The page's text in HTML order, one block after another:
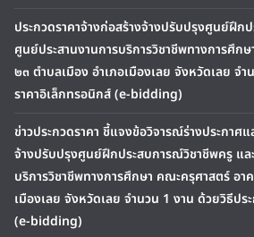
ประกวดราคาจ้างก่อสร้างจ้างปรับปรุงศูนย์ฝึก
ศูนย์ประสานงานการบริการวิชาชีพทางการศึก
๒๓ ตำบลเมือง อำเภอเมืองเลย จังหวัดเลย จ
ราคาอิเล็กทรอนิกส์ (e-bidding)
ข่าวประกวดราคา ชี้แจงข้อวิจารณ์ร่างประกาศแ
จ้างปรับปรุงศูนย์ฝึกประสบการณ์วิชาชีพครู แล
บริการวิชาชีพทางการศึกษา คณะครุศาสตร์ อา
เมืองเลย จังหวัดเลย จำนวน 1 งาน ด้วยวิธีปร
(e-bidding)